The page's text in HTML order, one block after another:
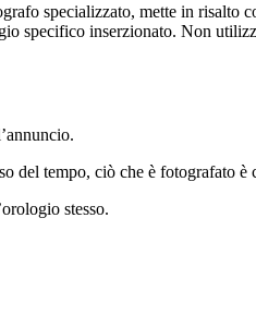
specializzato, mette in risalto
specifico inserzionato. Non
del tempo, ciò che è fotografato è
stesso.